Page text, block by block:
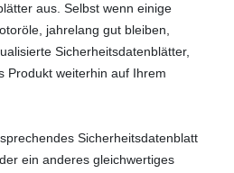
aus. Selbst wenn einige
jahrelang gut bleiben,
Sicherheitsdatenblätter,
Produkt weiterhin auf Ihrem
Sicherheitsdatenblatt
ein anderes gleichwertiges